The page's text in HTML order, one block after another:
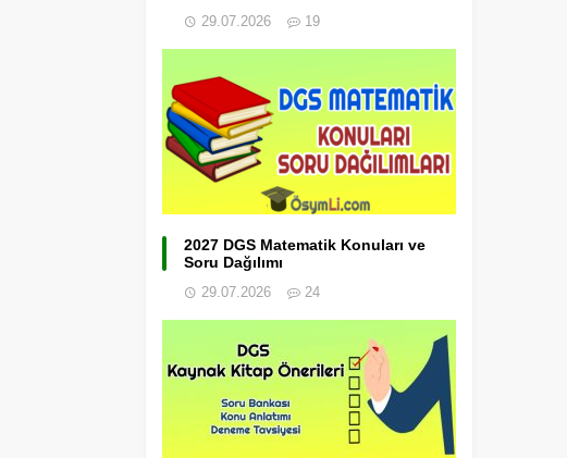
29.07.2026 19
2027 DGS Matematik Konuları ve
Soru Dağılımı
29.07.2026 24